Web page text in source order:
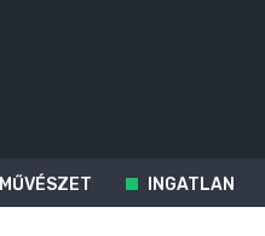
MŰVÉSZET INGATLAN